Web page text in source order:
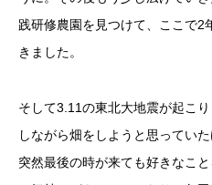
うに。その後もう少し広げてい
践研修農園を見つけて、ここで2
そして3.11の東北大地震が起こ
しながら畑をしようと思ってい